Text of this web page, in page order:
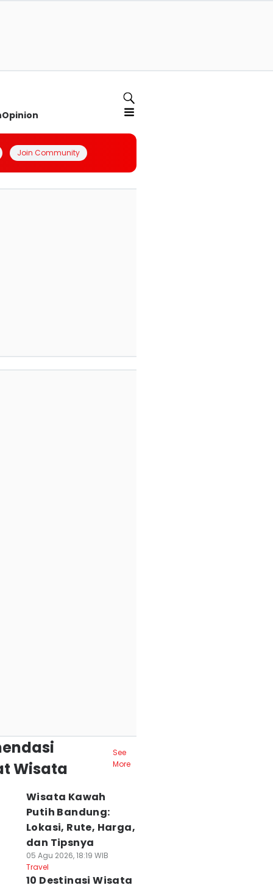
Opinion
Join Community
Wisata
See
More
Wisata Kawah
Putih Bandung:
Lokasi, Rute, Harga,
dan Tipsnya
05 Agu 2026, 18:19 WIB
Travel
10 Destinasi Wisata